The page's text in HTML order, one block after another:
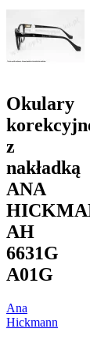
Okulary
z
nakładką
ANA
AH
6631G
A01G
Ana
Hickmann